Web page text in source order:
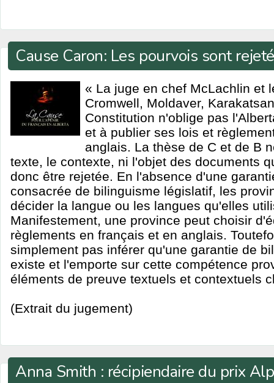
Cause Caron: Les pourvois sont
« La juge en chef McLachlin et
Cromwell, Moldaver,
Constitution n'oblige pas
et à publier ses lois et
anglais. La thèse de C et de B
texte, le contexte, ni l'objet des documents
donc être rejetée. En l'absence d'une
consacrée de bilinguisme législatif, les
décider la langue ou les langues qu'elles
Manifestement, une province peut choisir
règlements en français et en anglais.
simplement pas inférer qu'une garantie de
existe et l'emporte sur cette compétence
éléments de preuve textuels et contextuels
(Extrait du jugement)
Anna Smith : récipiendaire du prix